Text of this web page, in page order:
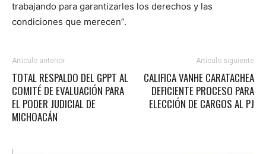
trabajando para garantizarles los derechos y las
condiciones que merecen”.
Artículo anterior
TOTAL RESPALDO DEL GPPT AL
COMITÉ DE EVALUACIÓN PARA
EL PODER JUDICIAL DE
MICHOACÁN
Artículo siguiente
CALIFICA VANHE CARATACHEA
DEFICIENTE PROCESO PARA
ELECCIÓN DE CARGOS AL PJ